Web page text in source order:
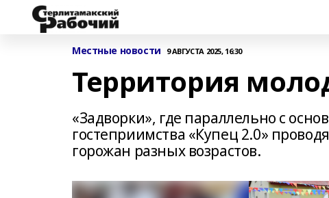
Местные новости 9 АВГУСТА 2025, 16:30
Территория
«Задворки», где параллельно с
гостеприимства «Купец 2.0»
горожан разных возрастов.